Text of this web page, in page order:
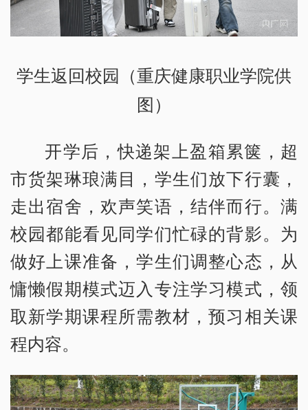
学生返回校园（重庆健康职业学院供
图）
开学后，快递架上盈箱累箧，超
市货架琳琅满目，学生们放下行囊，
走出宿舍，欢声笑语，结伴而行。满
校园都能看见同学们忙碌的背影。为
做好上课准备，学生们调整心态，从
慵懒假期模式迈入专注学习模式，领
取新学期课程所需教材，预习相关课
程内容。